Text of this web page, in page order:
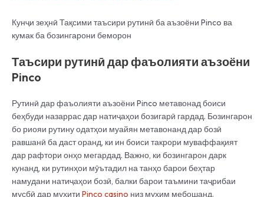
Кунҷи зеҳнӣ Тақсими таъсири рутинӣ ба аъзоёни Pinco ва
кумак ба бозингарони беморон
Таъсири рутинӣ дар фаъолияти аъзоёни
Pinco
Рутинӣ дар фаъолияти аъзоёни Pinco метавонад боиси
беҳбуди назаррас дар натиҷаҳои бозигарӣ гардад. Бозингарон
бо риояи рутину одатҳои муайян метавонанд дар бозӣ
равшанӣ ба даст оранд, ки ин боиси такрори муваффақият
дар рафтори онҳо мегардад. Важно, ки бозингарон дарк
кунанд, ки рутинҳои мӯътадил на танҳо барои беҳтар
намудани натиҷаҳои бозӣ, балки барои таъмини таҷрибаи
мусбӣ дар муҳити Pinco casino низ муҳим мебошанд.